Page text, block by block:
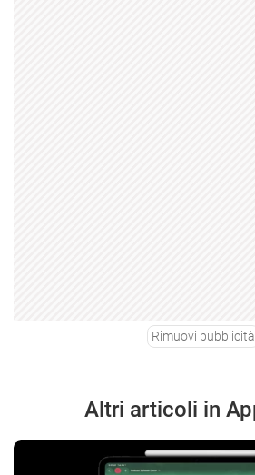
Rimuovi pubblicità
Altri articoli in